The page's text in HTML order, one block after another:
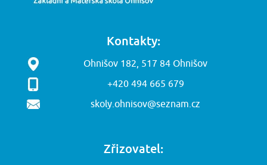
Kontakty:
Ohnišov 182, 517 84 Ohnišov
+420 494 665 679
skoly.ohnisov@seznam.cz
Zřizovatel: